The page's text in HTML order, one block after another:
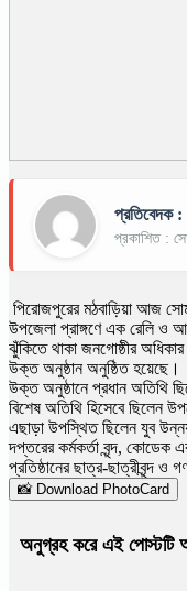
প্রতিবেদক :
প্রকাশিত :
পিরোজপুরের মঠবাড়িয়া আজ
উপজেলা প্রাঙ্গণে এক রেলি ও
ঝুঁকিতে থাকা জনগোষ্ঠীর
উক্ত অনুষ্ঠান অনুষ্ঠিত হয়েছে।
উক্ত অনুষ্ঠানে প্রধান অতিথি
বিশেষ অতিথি হিসেবে ছিলেন
এছাড়া উপস্থিত ছিলেন যুব
দপ্তরের কর্মকর্তা বৃন্দ, কোডেক এর
প্রতিষ্ঠানের ছাত্র-ছাত্রীবৃন্দ ও
📸 Download PhotoCard
অনুগ্রহ করে এই পোস্টটি